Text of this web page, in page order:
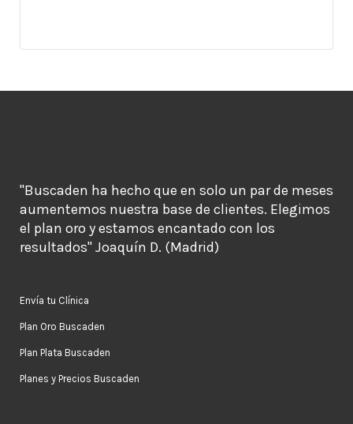
"Buscaden ha hecho que en solo un par de meses
aumentemos nuestra base de clientes. Elegimos
el plan oro y estamos encantado con los
resultados" Joaquín D. (Madrid)
Envía tu Clínica
Plan Oro Buscaden
Plan Plata Buscaden
Planes y Precios Buscaden